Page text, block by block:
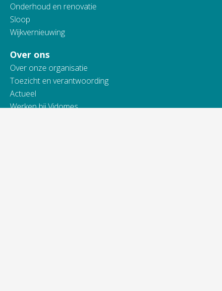
Onderhoud en renovatie
Sloop
Wijkvernieuwing
Over ons
Over onze organisatie
Toezicht en verantwoording
Actueel
Werken bij Vidomes